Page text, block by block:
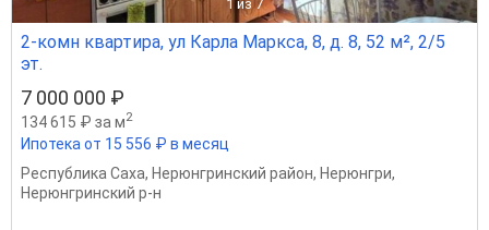
1 из 7
2-комн квартира, ул Карла Маркса, 8, д. 8, 52 м², 2/5
эт.
7 000 000 ₽
134 615 ₽ за м2
Ипотека от 15 556 ₽ в месяц
Республика Саха, Нерюнгринский район, Нерюнгри,
Нерюнгринский р-н